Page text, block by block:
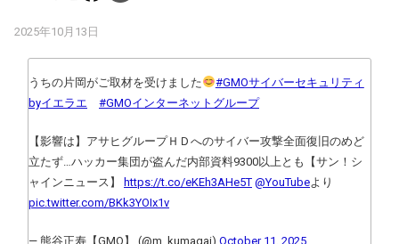
2025年10月13日
うちの片岡がご取材を受けました
#GMOサイバーセキュリティ
byイエラエ
#GMOインターネットグループ
【影響は】アサヒグループＨＤへのサイバー攻撃全面復旧のめど
立たず…ハッカー集団が盗んだ内部資料9300以上とも【サン！シ
ャインニュース】
https://t.co/eKEh3AHe5T @YouTubeより
pic.twitter.com/BKk3YOIx1v
— 熊谷正寿【GMO】 (@m_kumagai) October 11, 2025